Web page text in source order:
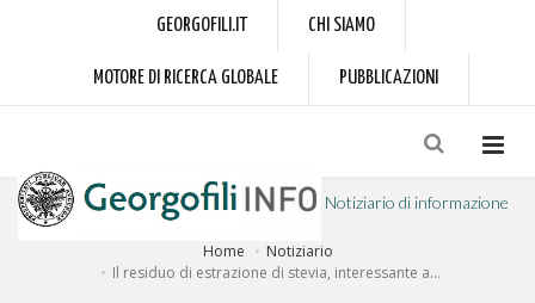
GEORGOFILI.IT CHI SIAMO
MOTORE DI RICERCA GLOBALE PUBBLICAZIONI
Notiziario di informazione
a cura dell'Accademia dei Georgofili
Home
Notiziario
Il residuo di estrazione di stevia, interessante a...